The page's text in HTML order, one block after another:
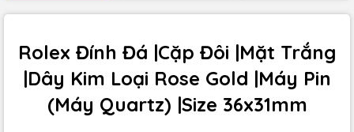
Rolex Đính Đá |Cặp Đôi |Mặt Trắng
|Dây Kim Loại Rose Gold |Máy Pin
(Máy Quartz) |Size 36x31mm